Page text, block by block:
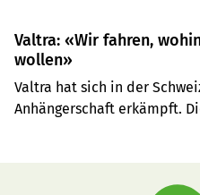
Valtra: «Wir fahren,
wollen»
Valtra hat sich in der
Anhängerschaft erkämpft.